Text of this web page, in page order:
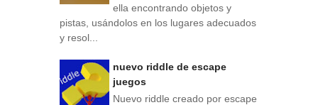
ella encontrando objetos y
pistas, usándolos en los lugares adecuados
y resol...
nuevo riddle de escape
juegos
Nuevo riddle creado por escape